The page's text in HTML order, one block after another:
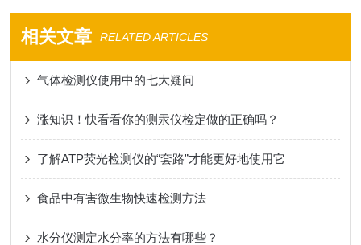
相关文章 RELATED ARTICLES
气体检测仪使用中的七大疑问
涨知识！快看看你的测汞仪检定做的正确吗？
了解ATP荧光检测仪的“套路”才能更好地使用它
食品中有害微生物快速检测方法
水分仪测定水分率的方法有哪些？